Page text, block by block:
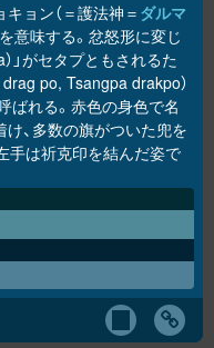
ョン（＝護法神＝ ダルマ
意味する。忿怒形に変じ
」がセタプともされるた
drag po, Tsangpa drakpo）
ばれる。赤色の身色で名
、多数の旗がついた兜を
手は祈克印を結んだ姿で